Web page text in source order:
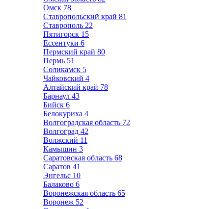
Омск 78
Ставропольский край 81
Ставрополь 22
Пятигорск 15
Ессентуки 6
Пермский край 80
Пермь 51
Соликамск 5
Чайковский 4
Алтайский край 78
Барнаул 43
Бийск 6
Белокуриха 4
Волгоградская область 72
Волгоград 42
Волжский 11
Камышин 3
Саратовская область 68
Саратов 41
Энгельс 10
Балаково 6
Воронежская область 65
Воронеж 52